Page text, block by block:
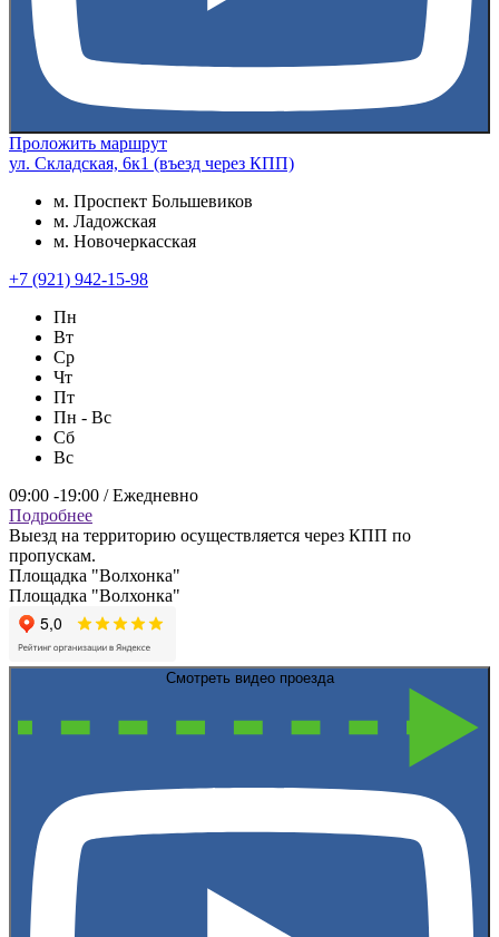
Проложить маршрут
ул. Складская, 6к1 (въезд через КПП)
м. Проспект Большевиков
м. Ладожская
м. Новочеркасская
+7 (921) 942-15-98
Пн
Вт
Ср
Чт
Пт
Пн - Вс
Сб
Вс
09:00 -19:00 / Ежедневно
Подробнее
Выезд на территорию осуществляется через КПП по
пропускам.
Площадка "Волхонка"
Площадка "Волхонка"
Смотреть видео проезда